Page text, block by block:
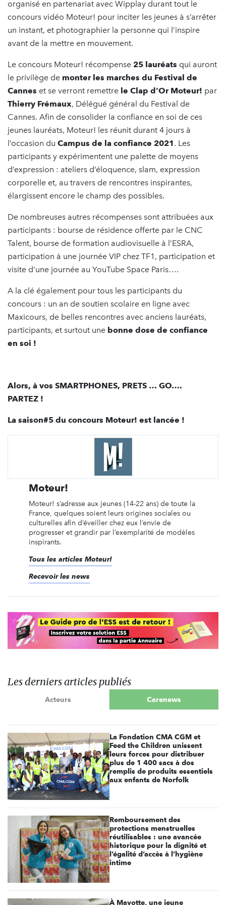
organisé en partenariat avec Wipplay durant tout le
concours vidéo Moteur! pour inciter les jeunes à s’arrêter
un instant, et photographier la personne qui l’inspire
avant de la mettre en mouvement.
Le concours Moteur! récompense 25 lauréats qui auront
le privilège de monter les marches du Festival de
Cannes et se verront remettre le Clap d’Or Moteur! par
Thierry Frémaux, Délégué général du Festival de
Cannes. Afin de consolider la confiance en soi de ces
jeunes lauréats, Moteur! les réunit durant 4 jours à
l’occasion du Campus de la confiance 2021. Les
participants y expérimentent une palette de moyens
d’expression : ateliers d’éloquence, slam, expression
corporelle et, au travers de rencontres inspirantes,
élargissent encore le champ des possibles.
De nombreuses autres récompenses sont attribuées aux
participants : bourse de résidence offerte par le CNC
Talent, bourse de formation audiovisuelle à l’ESRA,
participation à une journée VIP chez TF1, participation et
visite d’une journée au YouTube Space Paris….
A la clé également pour tous les participants du
concours : un an de soutien scolaire en ligne avec
Maxicours, de belles rencontres avec anciens lauréats,
participants, et surtout une bonne dose de confiance
en soi !
Alors, à vos SMARTPHONES, PRETS … GO….
PARTEZ !
La saison#5 du concours Moteur! est lancée !
Moteur!
Moteur! s’adresse aux jeunes (14-22 ans) de toute la
France, quelques soient leurs origines sociales ou
culturelles afin d’éveiller chez eux l’envie de
progresser et grandir par l’exemplarité de modèles
inspirants.
Tous les articles Moteur!
Recevoir les news
Les derniers articles publiés
Acteurs Carenews
La Fondation CMA CGM et
Feed the Children unissent
leurs forces pour distribuer
plus de 1 400 sacs à dos
remplis de produits essentiels
aux enfants de Norfolk
Remboursement des
protections menstruelles
réutilisables : une avancée
historique pour la dignité et
l’égalité d’accès à l’hygiène
intime
À Mayotte, une jeune